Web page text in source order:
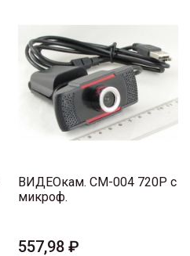
ВИДЕОкам. CM-004 720P с
микроф.
557,98 ₽